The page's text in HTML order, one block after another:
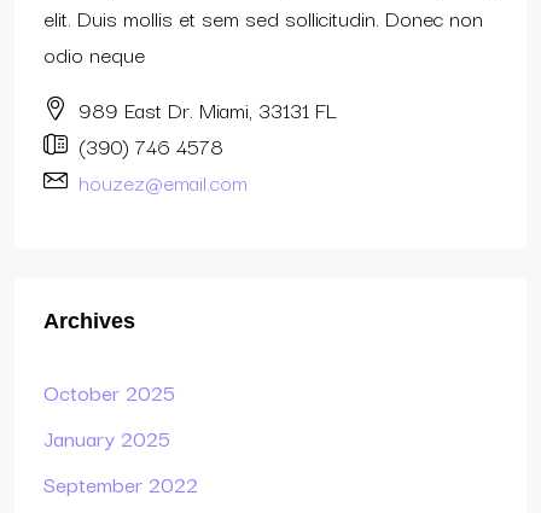
elit. Duis mollis et sem sed sollicitudin. Donec non
odio neque
989 East Dr. Miami, 33131 FL
(390) 746 4578
houzez@email.com
Archives
October 2025
January 2025
September 2022